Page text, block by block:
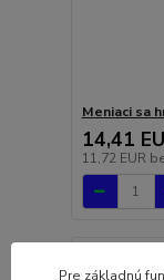
Meniaci sa
14,41
11,72 EUR
Pre základnú